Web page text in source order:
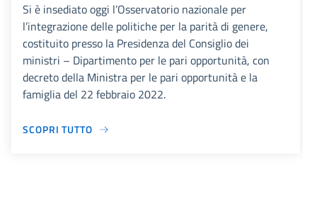
Si è insediato oggi l’Osservatorio nazionale per
l’integrazione delle politiche per la parità di genere,
costituito presso la Presidenza del Consiglio dei
ministri – Dipartimento per le pari opportunità, con
decreto della Ministra per le pari opportunità e la
famiglia del 22 febbraio 2022.
SCOPRI TUTTO